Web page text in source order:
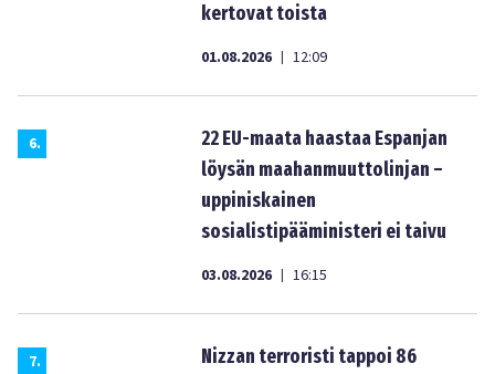
kertovat toista
01.08.2026 | 12:09
6.
22 EU-maata haastaa Espanjan
löysän maahanmuuttolinjan –
uppiniskainen
sosialistipääministeri ei taivu
03.08.2026 | 16:15
7.
Nizzan terroristi tappoi 86